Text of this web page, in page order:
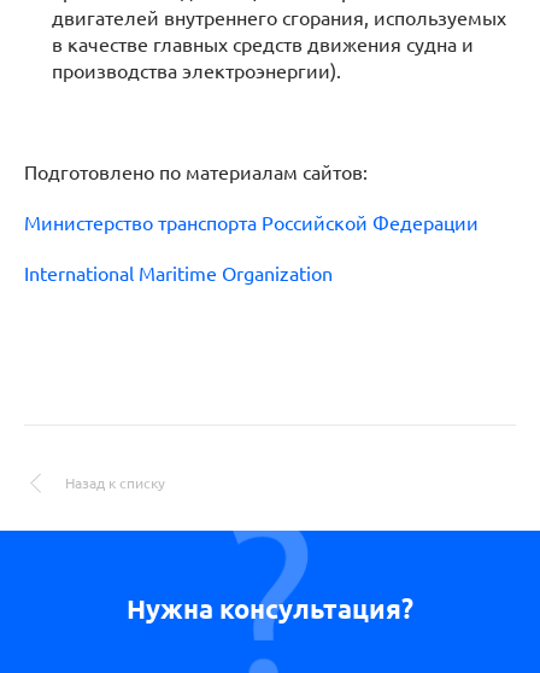
двигателей внутреннего сгорания, используемых
в качестве главных средств движения судна и
производства электроэнергии).
Подготовлено по материалам сайтов:
Министерство транспорта Российской Федерации
International Maritime Organization
Назад к списку
Нужна консультация?